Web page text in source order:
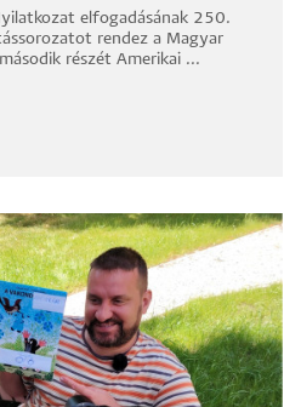
elfogadásának 250.
rendez a Magyar
részét Amerikai ...